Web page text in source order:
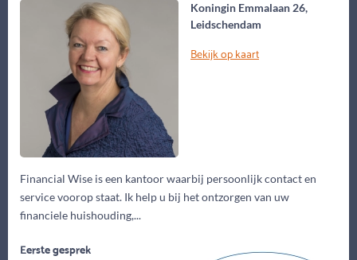
Koningin Emmalaan 26,
Leidschendam
Bekijk op kaart
Financial Wise is een kantoor waarbij persoonlijk contact en
service voorop staat. Ik help u bij het ontzorgen van uw
financiele huishouding,...
Eerste gesprek